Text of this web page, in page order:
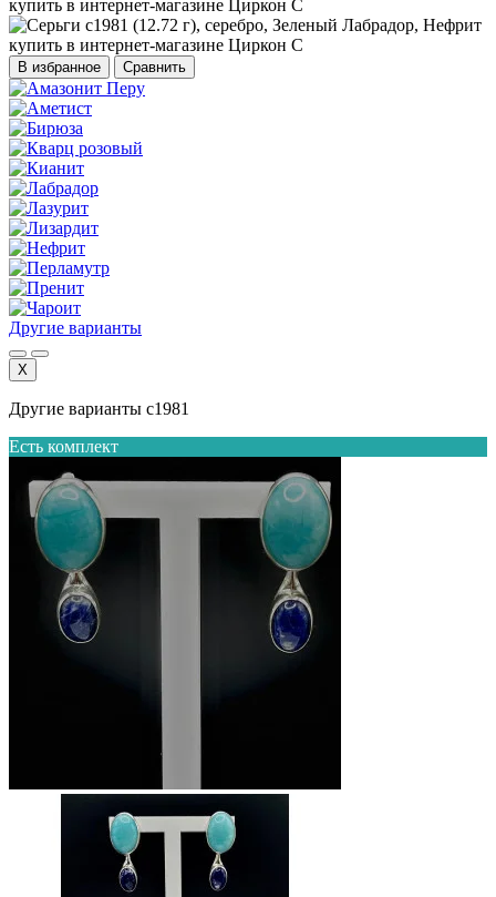
В избранное Сравнить
Другие варианты
X
Другие варианты с1981
Есть комплект